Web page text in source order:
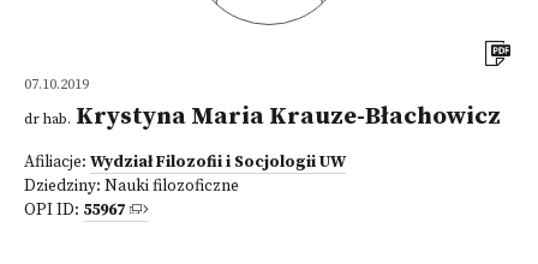
07.10.2019
dr hab. Krystyna Maria Krauze-Błachowicz
Afiliacje: Wydział Filozofii i Socjologii UW
Dziedziny: Nauki filozoficzne
OPI ID: 55967